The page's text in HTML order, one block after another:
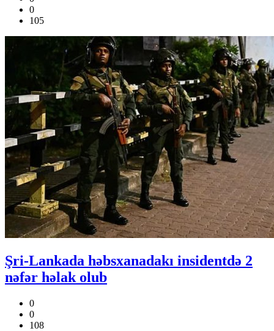
0
105
Şri-Lankada həbsxanadakı insidentdə 2
nəfər həlak olub
0
0
108